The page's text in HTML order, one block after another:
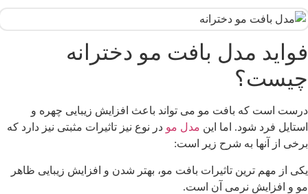
مدل بافت مو دخترانه
است که بافت مو می تواند باعث افزایش زیبایی چهره و
فرد شود. اما این مدل مودر نوع نیز تاثیرات مثبتی نیز دارد که
از آنها به شرح زیر است:
از مهم ترین تاثیرات بافت مو، بهتر شدن و افزایش زیبایی ظاهر
و افزایش نرمی آن است.